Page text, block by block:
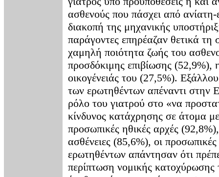
ασθενούς που πάσχει από
διακοπή της μηχανικής
παράγοντες επηρέαζαν θετικά
χαμηλή ποιότητα ζωής του
προσδόκιμης επιβίωσης (52,9%),
οικογένειάς του (27,5%).
των ερωτηθέντων απέναντι στην
ρόλο του γιατρού στο «να
κίνδυνος κατάχρησης σε άτομα
προσωπικές ηθικές αρχές
ασθένειες (85,6%), οι
ερωτηθέντων απάντησαν ότι
περίπτωση νομικής